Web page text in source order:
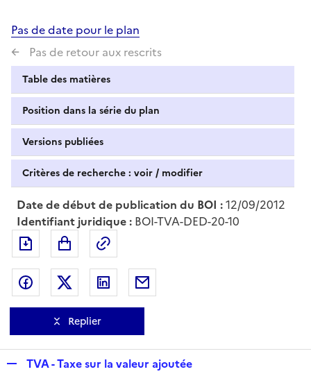
Pas de date pour le plan
Pas de retour aux rescrits
Table des matières
Position dans la série du plan
Versions publiées
Critères de recherche : voir / modifier
Date de début de publication du BOI :12/09/2012
Identifiant juridique : BOI-TVA-DED-20-10
Exporter le document au format pdf
Partager sur Facebook
Partager sur Twitter
Partager sur LinkedIn
Replier
TVA - Taxe sur la valeur ajoutée